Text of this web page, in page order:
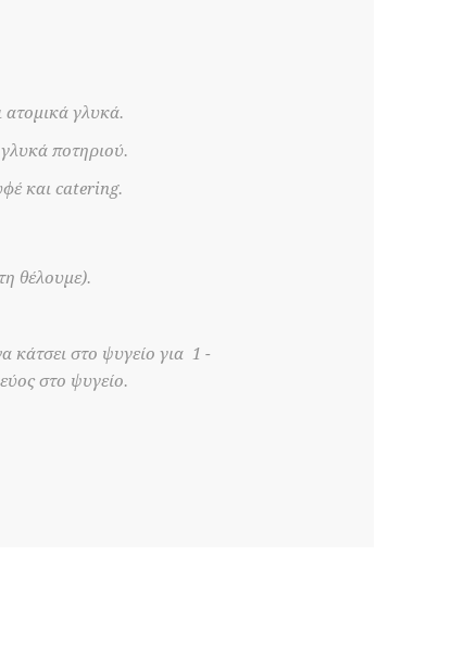
ατομικά γλυκά.
ποτηριού.
και catering.
θέλουμε).
κάτσει στο ψυγείο για 1 -
στο ψυγείο.